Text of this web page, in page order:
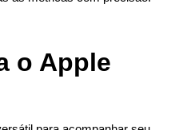
o Apple